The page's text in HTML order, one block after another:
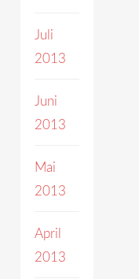
Juli
2013
Juni
2013
Mai
2013
April
2013